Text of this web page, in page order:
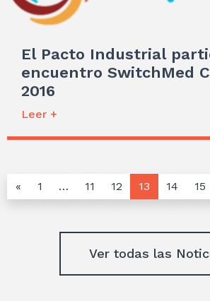
El Pacto Industrial
encuentro SwitchMed
2016
Leer +
« 1 … 11 12 13 14 15
Ver todas las